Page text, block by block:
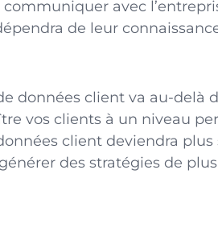
avec
de leur
données client va au-delà
vos clients à un niveau
client deviendra plus
des stratégies de